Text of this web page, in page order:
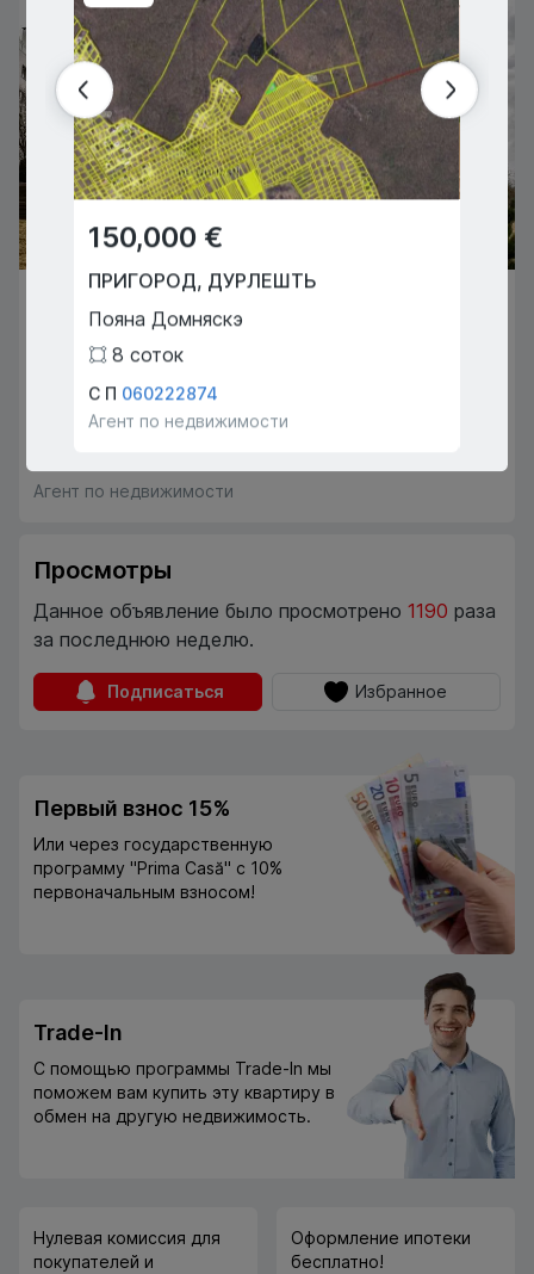
310,500 €
КИШИНЁВ ,ЦЕНТР
Чокырлией
2 135 m2
Агент по недвижимости
Просмотры
Данное объявление было просмотрено 1190 раза
за последнюю неделю.
Подписаться Избранное
Первый взнос 15%
Или через государственную
программу "Prima Casă" с 10%
первоначальным взносом!
Trade-In
С помощью программы Trade-In мы
поможем вам купить эту квартиру в
обмен на другую недвижимость.
Нулевая комиссия для
покупателей и
Оформление ипотеки
бесплатно!
150,000 €
ПРИГОРОД, ДУРЛЕШТЬ
Пояна Домняскэ
8 соток
С П 060222874
Агент по недвижимости